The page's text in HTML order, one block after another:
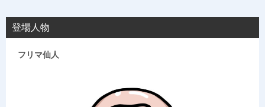
登場人物
フリマ仙人